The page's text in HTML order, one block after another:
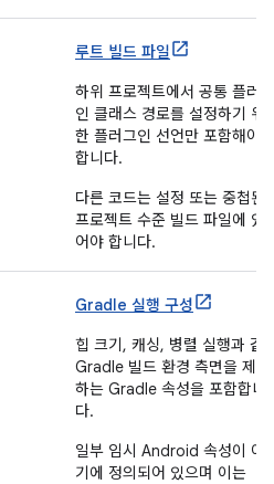
루트 빌드 파일
하위 프로젝트에서 공통 플러그
인 클래스 경로를 설정하기 위
한 플러그인 선언만 포함해야
합니다.
다른 코드는 설정 또는 중첩된
프로젝트 수준 빌드 파일에 있
어야 합니다.
Gradle 실행 구성
힙 크기, 캐싱, 병렬 실행과 같
Gradle 빌드 환경 측면을 제어
하는 Gradle 속성을 포함합니
다.
일부 임시 Android 속성이 여
기에 정의되어 있으며 이는